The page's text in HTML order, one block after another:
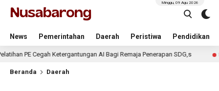
News Pemerintahan Daerah Peristiwa Pendidikan
Minggu, 09 Agu 2026
Cegah Ketergantungan AI Bagi Remaja Penerapan SDG,s 5 hari lalu
Beranda Daerah